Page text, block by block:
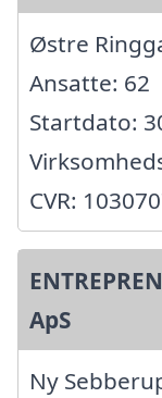
Østre
Ansatte: 62
Startdato:
CVR:
ApS
Ny